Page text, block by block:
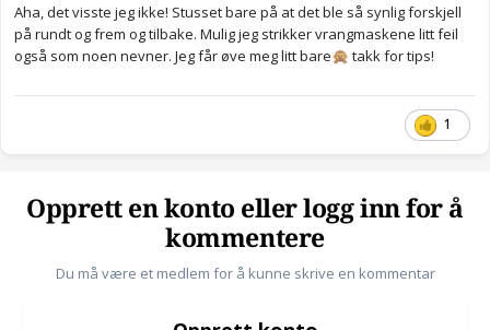
Aha, det visste jeg ikke! Stusset bare på at det ble så synlig forskjell
på rundt og frem og tilbake. Mulig jeg strikker vrangmaskene litt feil
også som noen nevner. Jeg får øve meg litt bare🙊 takk for tips!
1
Opprett en konto eller logg inn for å
kommentere
Du må være et medlem for å kunne skrive en kommentar